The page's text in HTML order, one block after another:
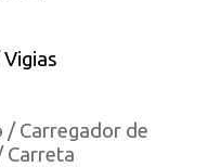
/ Carregador de
Carreta